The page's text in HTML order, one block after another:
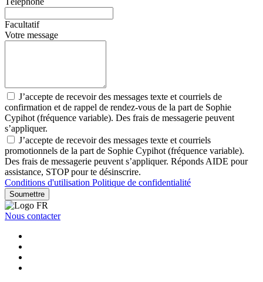
Facultatif
Votre message
J’accepte de recevoir des messages texte et courriels de
confirmation et de rappel de rendez-vous de la part de Sophie
Cypihot (fréquence variable). Des frais de messagerie peuvent
s’appliquer.
J’accepte de recevoir des messages texte et courriels
promotionnels de la part de Sophie Cypihot (fréquence variable).
Des frais de messagerie peuvent s’appliquer. Réponds AIDE pour
assistance, STOP pour te désinscrire.
Conditions d'utilisation Politique de confidentialité
Soumettre
Nous contacter